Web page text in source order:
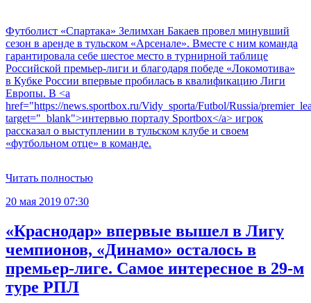
Футболист «Спартака» Зелимхан Бакаев провел минувший
сезон в аренде в тульском «Арсенале». Вместе с ним команда
гарантировала себе шестое место в турнирной таблице
Российской премьер-лиги и благодаря победе «Локомотива»
в Кубке России впервые пробилась в квалификацию Лиги
Европы. В <a
href="https://news.sportbox.ru/Vidy_sporta/Futbol/Russia/
target="_blank">интервью порталу Sportbox</a> игрок
рассказал о выступлении в тульском клубе и своем
«футбольном отце» в команде.
Читать полностью
20 мая 2019 07:30
«Краснодар» впервые вышел в Лигу
чемпионов, «Динамо» осталось в
премьер‐лиге. Самое интересное в 29‐м
туре РПЛ